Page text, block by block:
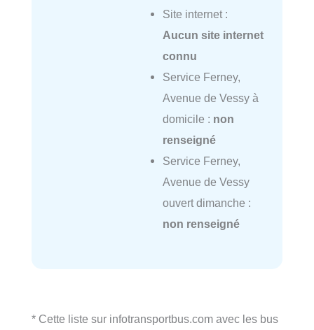
Site internet :
Aucun site internet
connu
Service Ferney,
Avenue de Vessy à
domicile : non
renseigné
Service Ferney,
Avenue de Vessy
ouvert dimanche :
non renseigné
* Cette liste sur infotransportbus.com avec les bus